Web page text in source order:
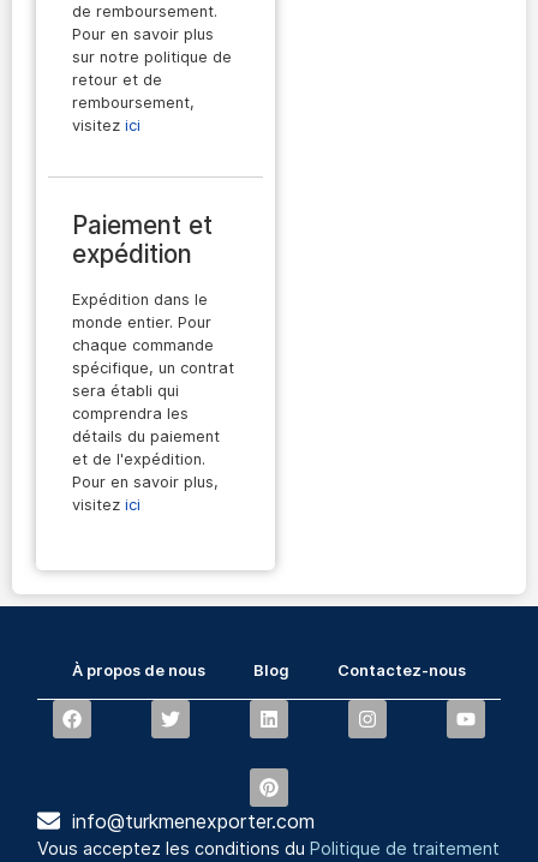
de remboursement.
Pour en savoir plus
sur notre politique de
retour et de
remboursement,
visitez ici
Paiement et
expédition
Expédition dans le
monde entier. Pour
chaque commande
spécifique, un contrat
sera établi qui
comprendra les
détails du paiement
et de l'expédition.
Pour en savoir plus,
visitez ici
À propos de nous Blog Contactez-nous
info@turkmenexporter.com
Vous acceptez les conditions duPolitique de traitement